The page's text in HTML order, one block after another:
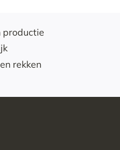
productie
rekken